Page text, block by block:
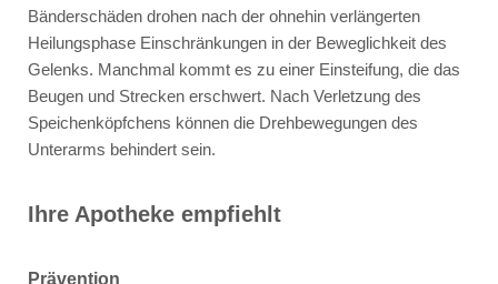
Bänderschäden drohen nach der ohnehin verlängerten
Heilungsphase Einschränkungen in der Beweglichkeit des
Gelenks. Manchmal kommt es zu einer Einsteifung, die das
Beugen und Strecken erschwert. Nach Verletzung des
Speichenköpfchens können die Drehbewegungen des
Unterarms behindert sein.
Ihre Apotheke empfiehlt
Prävention